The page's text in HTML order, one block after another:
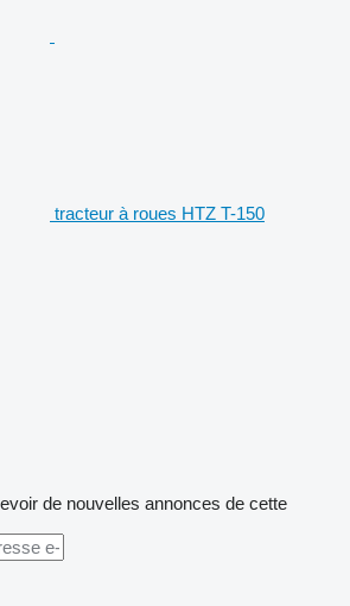
tracteur à roues HTZ T-150
de nouvelles annonces de cette